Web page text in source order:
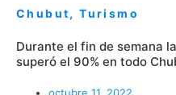
Chubut,Turismo
Durante el fin de semana
superó el 90% en todo